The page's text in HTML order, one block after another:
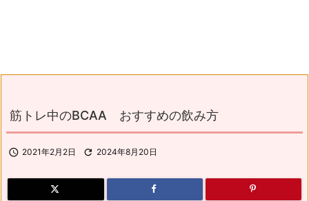
筋トレ中のBCAA おすすめの飲み方
 2021年2月2日  2024年8月20日